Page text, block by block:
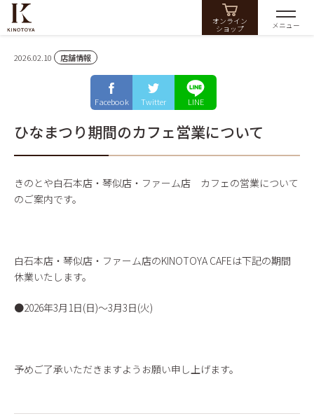
オンライン
ショップ メニュー
2026.02.10 店舗情報
Facebook Twitter LINE
ひなまつり期間のカフェ営業について
きのとや白石本店・琴似店・ファーム店 カフェの営業について
のご案内です。
白石本店・琴似店・ファーム店のKINOTOYA CAFEは下記の期間
休業いたします。
●2026年3月1日(日)〜3月3日(火)
予めご了承いただきますようお願い申し上げます。